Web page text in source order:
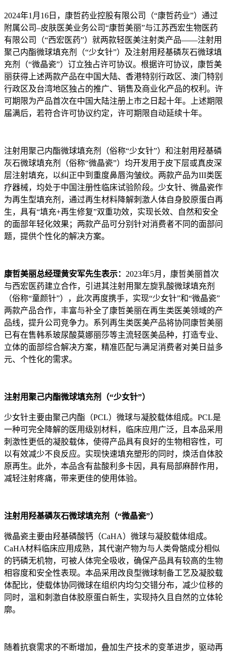
2024年1月16日，康哲药业控股有限公司（“康哲药业”）通过
附属公司–皮肤医美业务公司“康哲美丽”与江苏西宏生物医药
有限公司（“西宏医药”）就两款轻医美注射类产品——注射用
聚己内酯微球填充剂（“少女针”）及注射用羟基磷灰石微球填
充剂（“微晶瓷”）订立独占许可协议。根据许可协议，康哲美
丽获得上述两款产品在中国大陆、香港特别行政区、澳门特别
行政区及台湾地区独占的推广、销售及商业化产品的权利。许
可期限为产品首次在中国大陆注册上市之日起十年。上述期限
届满后，若符合许可协议约定，许可期限自动延续十年。
注射用聚己内酯微球填充剂（俗称“少女针”）和注射用羟基磷
灰石微球填充剂（俗称“微晶瓷”）均开发用于皮下层或真皮深
层注射填充，以纠正中到重度鼻唇沟皱纹。两款产品为III类医
疗器械，均处于中国注册性临床试验阶段。少女针、微晶瓷作
为再生型填充剂，通过再生材料降解刺激人体自身胶原蛋白再
生，具有“填充+再生修复”双重功效，实现长效、自然和安全
的面部年轻化效果；两款产品可分别针对消费者不同的面部问
题，提供个性化的解决方案。
康哲美丽总经理黄安军先生表示： 2023年5月，康哲美丽首次
与西宏医药建立合作，引进其注射用聚左旋乳酸微球填充剂
（俗称“童颜针”），此次再度携手，实现“少女针”和“微晶瓷”
两款产品合作，丰富与补全了康哲美丽在再生类医美领域的产
品线，提升公司竞争力。系列再生类医美产品将协同康哲美丽
已有在售韩系玻尿酸莫娜丽莎等主流轻医美品种，打造专业、
立体的面部综合解决方案，精准匹配与满足消费者对美日益多
元、个性化的需求。
注射用聚己内酯微球填充剂（“少女针”）
少女针主要由聚己内酯（PCL）微球与凝胶载体组成。PCL是
一种可完全降解的医用级别材料，临床应用广泛，且本品采用
刺激性更低的凝胶载体，使得产品具有良好的生物相容性，可
以有效减少不良反应。实现快速填充塑形的同时，焕活自体胶
原再生。此外，本品含有盐酸利多卡因，具有局部麻醉作用，
减轻注射疼痛，带来更佳的使用体验。
注射用羟基磷灰石微球填充剂（“微晶瓷”）
微晶瓷主要由羟基磷酸钙（CaHA）微球与凝胶载体组成。
CaHA材料临床应用成熟，其代谢产物为与人类骨骼成分相似
的钙磷无机物，可被人体完全吸收，确保产品具有较高的生物
相容度和安全性表现。本品采用改良型微球制备工艺及凝胶载
体配比，使载体协同微球在组织内均匀交错分布，减少位移的
同时，温和刺激自体胶原蛋白新生，实现持久且自然的立体轮
廓。
随着抗衰需求的不断增加，叠加生产技术的变革进步，驱动再